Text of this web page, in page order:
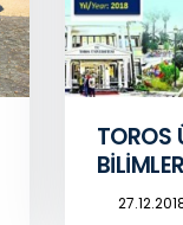
TOROS